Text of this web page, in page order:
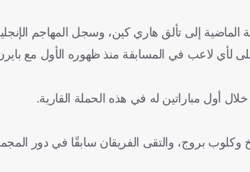
الأرقام الأعلى لأي لاعب في المسابقة منذ ظهوره الأول
وكلوب بروج، والتقى الفريقان سابقًا في دور